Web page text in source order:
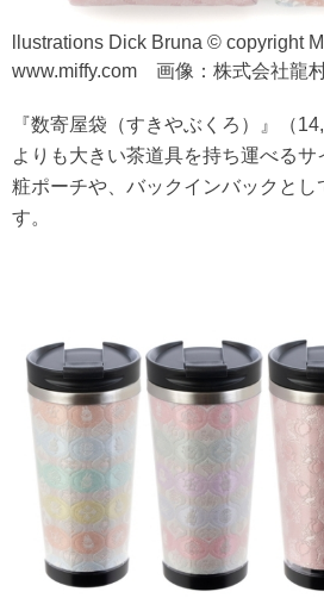
llustrations Dick Bruna © copyright
www.miffy.com 画像：株式会社龍
『数寄屋袋（すきやぶくろ）』（
よりも大きい茶道具を持ち運べる
粧ポーチや、バックインバックとし
す。